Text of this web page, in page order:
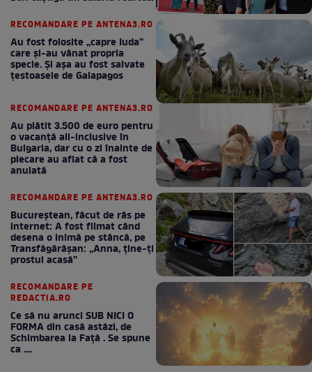
RECOMANDARE PE ANTENA3.RO
Au fost folosite „capre Iuda”
care și-au vânat propria
specie. Și așa au fost salvate
țestoasele de Galapagos
RECOMANDARE PE ANTENA3.RO
Au plătit 3.500 de euro pentru
o vacanță all-inclusive în
Bulgaria, dar cu o zi înainte de
plecare au aflat că a fost
anulată
RECOMANDARE PE ANTENA3.RO
Bucureștean, făcut de râs pe
internet: A fost filmat când
desena o inimă pe stâncă, pe
Transfăgărășan: „Anna, ține-ți
prostul acasă”
RECOMANDARE PE
REDACTIA.RO
Ce să nu arunci SUB NICI O
FORMA din casă astăzi, de
Schimbarea la Față . Se spune
ca ....